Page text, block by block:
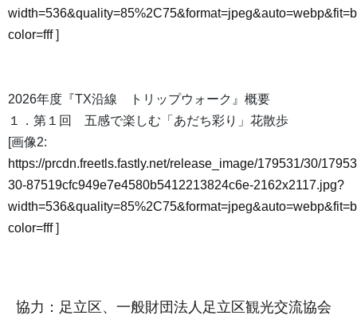
color=fff]
2026年度『TX沿線 トリップウォーク』概要
１．第１回 五感で楽しむ「あだち彩り」花散歩
[画像2:
https://prcdn.freetls.fastly.net/release_image/179531/30/
30-87519cfc949e7e4580b5412213824c6e-2162x2117.jpg?
color=fff]
協力：足立区、一般財団法人足立区観光交流協会